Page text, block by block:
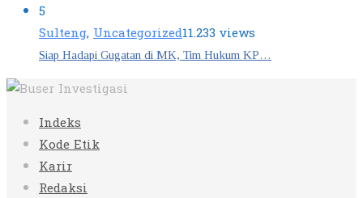
5
Sulteng,Uncategorized11.233 views
Siap Hadapi Gugatan di MK, Tim Hukum KP…
Indeks
Kode Etik
Karir
Redaksi